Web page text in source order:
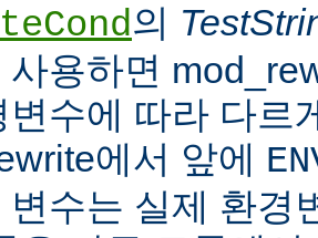
의
사용하면
변수에 따라 다르
에서 앞에
변수는 실제 환경